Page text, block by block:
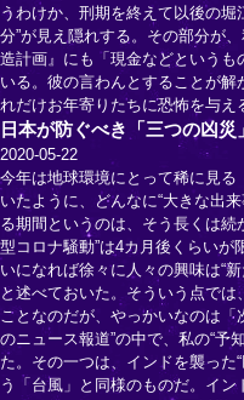
うわけか、刑期を終えて以後の
分”が見え隠れする。その部分が
造計画』にも「現金などという
いる。彼の言わんとすることが
れだけお年寄りたちに恐怖を与え
日本が防ぐべき「三つの凶災」
2020-05-22
今年は地球環境にとって稀に見
いたように、どんなに“大きな出
る期間というのは、そう長くは続
型コロナ騒動”は4カ月後くらいが
いになれば徐々に人々の興味は“
と述べておいた。そういう点で
ことなのだが、やっかいなのは
のニュース報道”の中で、私の“予
た。その一つは、インドを襲った
う「台風」と同様のものだ。イ